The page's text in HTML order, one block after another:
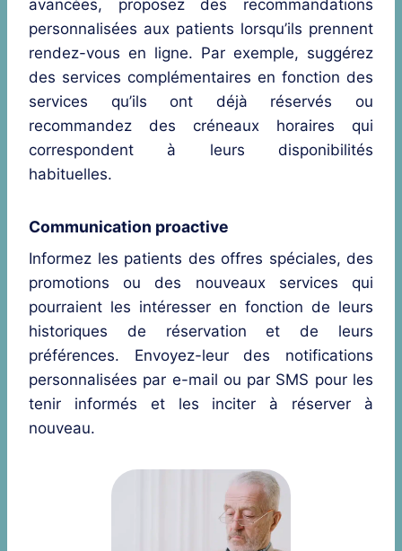
avancées, proposez des recommandations
personnalisées aux patients lorsqu’ils prennent
rendez-vous en ligne. Par exemple, suggérez
des services complémentaires en fonction des
services qu’ils ont déjà réservés ou
recommandez des créneaux horaires qui
correspondent à leurs disponibilités
habituelles.
Communication proactive
Informez les patients des offres spéciales, des
promotions ou des nouveaux services qui
pourraient les intéresser en fonction de leurs
historiques de réservation et de leurs
préférences. Envoyez-leur des notifications
personnalisées par e-mail ou par SMS pour les
tenir informés et les inciter à réserver à
nouveau.